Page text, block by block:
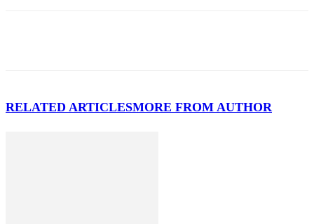
RELATED ARTICLESMORE FROM AUTHOR